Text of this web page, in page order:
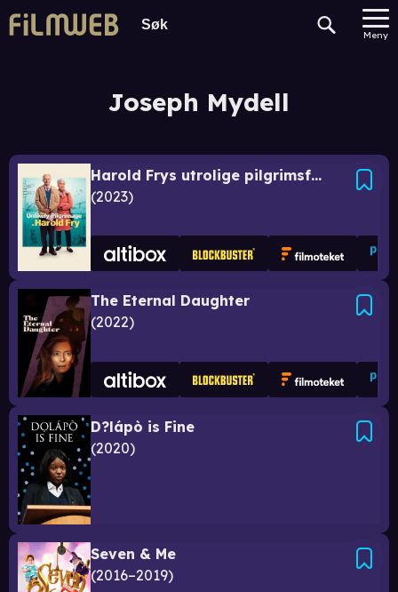
Meny
Joseph Mydell
Harold Frys utrolige pilgrimsferd
2023
The Eternal Daughter
2022
D?lápò is Fine
2020
Seven & Me
2016–2019